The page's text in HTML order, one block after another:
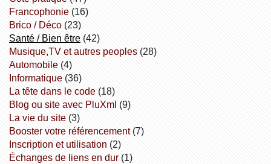
Francophonie(16)
Brico / Déco(23)
Santé / Bien être(42)
Musique,TV et autres peoples(28)
Automobile(4)
informatique(36)
la tête dans le code(18)
Blog ou site avec PluXml (9)
la vie du site(3)
booster votre référencement(7)
inscription et utilisation (2)
échanges de liens en dur(1)